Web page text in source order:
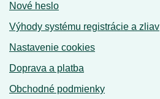
Nové heslo
Výhody systému registrácie a zliav
Nastavenie cookies
Doprava a platba
Obchodné podmienky